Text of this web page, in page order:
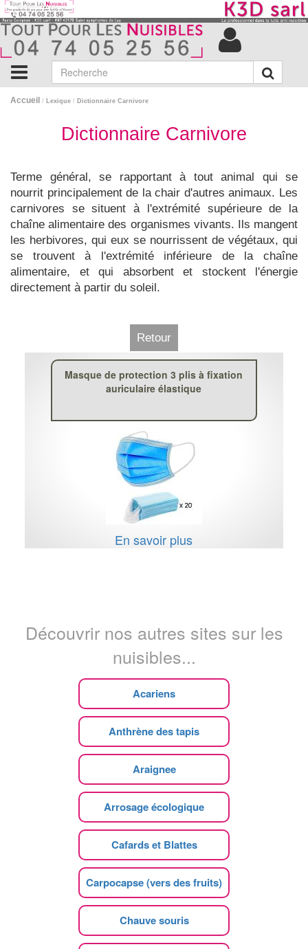
Accueil / Lexique / Dictionnaire Carnivore
Dictionnaire Carnivore
Terme général, se rapportant à tout animal qui se
nourrit principalement de la chair d'autres animaux. Les
carnivores se situent à l'extrémité supérieure de la
chaîne alimentaire des organismes vivants. Ils mangent
les herbivores, qui eux se nourrissent de végétaux, qui
se trouvent à l'extrémité inférieure de la chaîne
alimentaire, et qui absorbent et stockent l'énergie
directement à partir du soleil.
Retour
Masque de protection 3 plis à fixation
auriculaire élastique
En savoir plus
Découvrir nos autres sites sur les
nuisibles...
Acariens
Anthrène des tapis
Araignee
Arrosage écologique
Cafards et Blattes
Carpocapse (vers des fruits)
Chauve souris